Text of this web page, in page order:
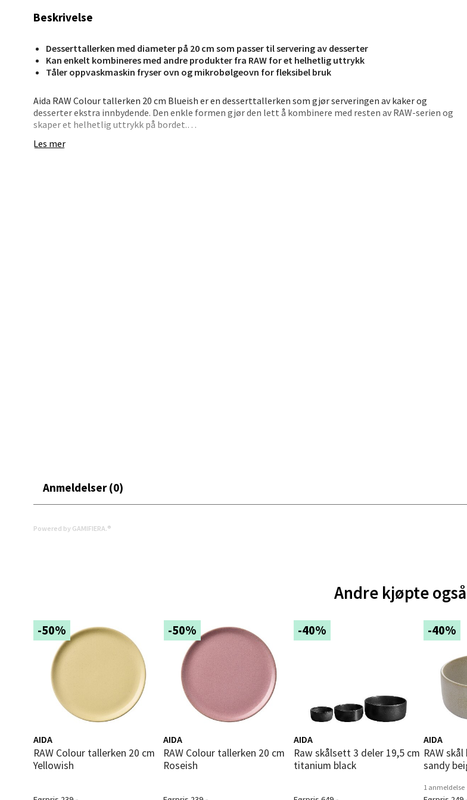
Beskrivelse
Desserttallerken med diameter på 20 cm som passer til servering av desserter
Kan enkelt kombineres med andre produkter fra RAW for et helhetlig uttrykk
Tåler oppvaskmaskin fryser ovn og mikrobølgeovn for fleksibel bruk
Aida RAW Colour tallerken 20 cm Blueish er en desserttallerken som gjør serveringen av kaker og
desserter ekstra innbydende. Den enkle formen gjør den lett å kombinere med resten av RAW-serien og
skaper et helhetlig uttrykk på bordet.
Med en diameter på 20 cm passer tallerkenen perfekt til desserter, bakverk eller små serveringer etter
Les mer
Anmeldelser (0)
Powered by GAMIFIERA.®
Andre kjøpte også
-50%
AIDA
RAW Colour tallerken 20 cm
Yellowish
-50%
AIDA
RAW Colour tallerken 20 cm
Roseish
-40%
AIDA
Raw skålsett 3 deler 19,5 cm
titanium black
-40%
AIDA
RAW skål høy 19,5x8 cm
sandy
1 anmeldelse
Stavanger og Sandnes - Thon Senter
Madla
Madlakrossen nr 9, 4042 Stavanger
Åpent i dag 10-20
Ålesund - Thon Senter Moa
Molde - Moldetorget
Torget 1, 6413 Molde
Åpent i dag 10-20
8 i butikk
Narvik - Thon Senter Malmporten
Bolagsgata 1, 8514 Narvik
Åpent i dag 10-20